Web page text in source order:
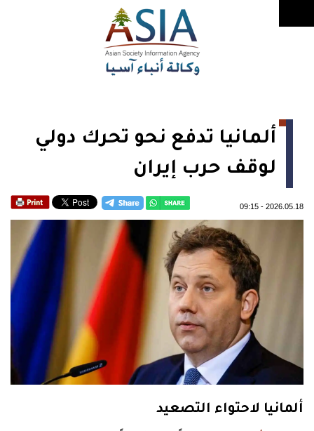
ألمانيا تدفع نحو تحرك دولي
لوقف حرب إيران
2026.05.18
-
09:15
ألمانيا لاحتواء التصعيد